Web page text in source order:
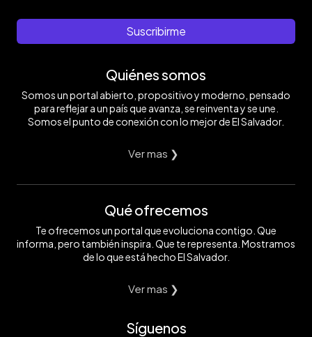
Suscribirme
Quiénes somos
Somos un portal abierto, propositivo y moderno, pensado
para reflejar a un país que avanza, se reinventa y se une.
Somos el punto de conexión con lo mejor de El Salvador.
Ver mas ❯
Qué ofrecemos
Te ofrecemos un portal que evoluciona contigo. Que
informa, pero también inspira. Que te representa. Mostramos
de lo que está hecho El Salvador.
Ver mas ❯
Síguenos